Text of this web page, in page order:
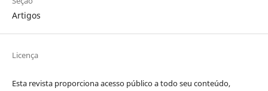
Artigos
Licença
Esta revista proporciona acesso público a todo seu conteúdo,